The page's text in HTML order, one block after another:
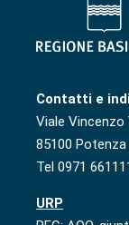
Contatti e
Viale
85100 Potenza
Tel 0971
URP